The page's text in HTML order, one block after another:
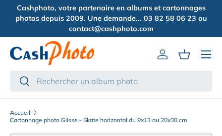
Aller au contenu
Cashphoto, votre partenaire en albums et cartonnages
photos depuis 2009. Une demande... 03 82 58 06 23 ou
contact@cashphoto.com
Recherche
Rechercher
Se connecter
Panier
Menu
Accueil
Cartonnage photo Glisse - Skate horizontal du 9x13 au 20x30 cm